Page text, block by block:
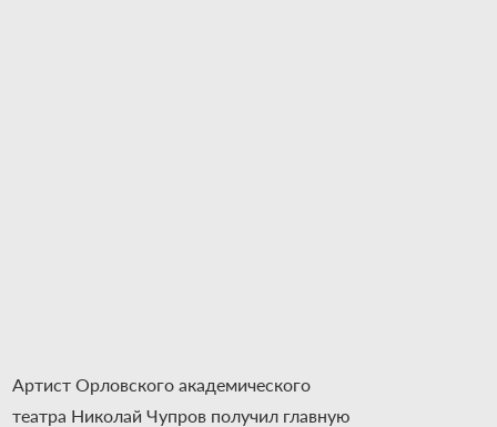
Артист Орловского академического
театра Николай Чупров получил главную